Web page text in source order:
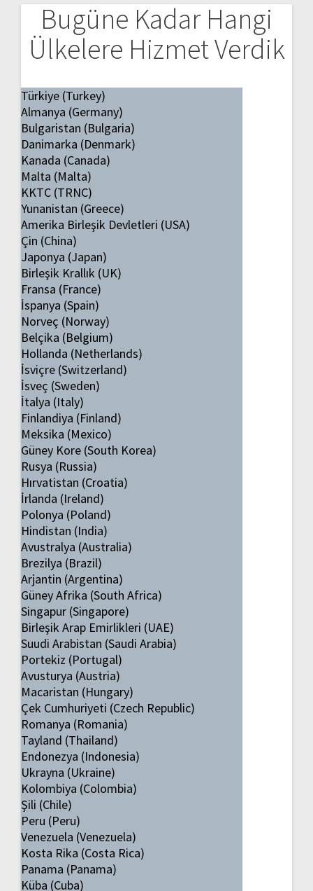
Bugüne Kadar Hangi
Ülkelere Hizmet Verdik
Türkiye (Turkey)
Almanya (Germany)
Bulgaristan (Bulgaria)
Danimarka (Denmark)
Kanada (Canada)
Malta (Malta)
KKTC (TRNC)
Yunanistan (Greece)
Amerika Birleşik Devletleri (USA)
Çin (China)
Japonya (Japan)
Birleşik Krallık (UK)
Fransa (France)
İspanya (Spain)
Norveç (Norway)
Belçika (Belgium)
Hollanda (Netherlands)
İsviçre (Switzerland)
İsveç (Sweden)
İtalya (Italy)
Finlandiya (Finland)
Meksika (Mexico)
Güney Kore (South Korea)
Rusya (Russia)
Hırvatistan (Croatia)
İrlanda (Ireland)
Polonya (Poland)
Hindistan (India)
Avustralya (Australia)
Brezilya (Brazil)
Arjantin (Argentina)
Güney Afrika (South Africa)
Singapur (Singapore)
Birleşik Arap Emirlikleri (UAE)
Suudi Arabistan (Saudi Arabia)
Portekiz (Portugal)
Avusturya (Austria)
Macaristan (Hungary)
Çek Cumhuriyeti (Czech Republic)
Romanya (Romania)
Tayland (Thailand)
Endonezya (Indonesia)
Ukrayna (Ukraine)
Kolombiya (Colombia)
Şili (Chile)
Peru (Peru)
Venezuela (Venezuela)
Kosta Rika (Costa Rica)
Panama (Panama)
Küba (Cuba)